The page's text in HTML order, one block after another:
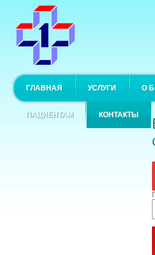
ГЛАВНАЯ УСЛУГИ О
ПАЦИЕНТАМ КОНТАКТЫ